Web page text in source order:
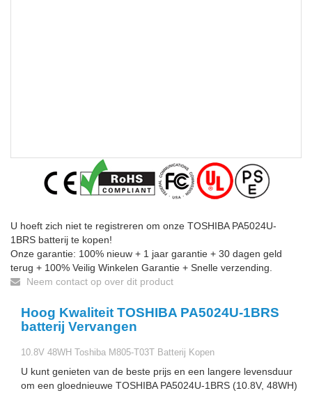
U hoeft zich niet te registreren om onze TOSHIBA PA5024U-
1BRS batterij te kopen!
Onze garantie: 100% nieuw + 1 jaar garantie + 30 dagen geld
terug + 100% Veilig Winkelen Garantie + Snelle verzending.
Neem contact op over dit product
Hoog Kwaliteit TOSHIBA PA5024U-1BRS
batterij Vervangen
10.8V 48WH Toshiba M805-T03T Batterij Kopen
U kunt genieten van de beste prijs en een langere levensduur
om een gloednieuwe TOSHIBA PA5024U-1BRS (10.8V, 48WH)